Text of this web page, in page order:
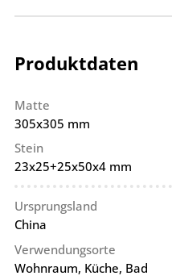
Produktdaten
Matte
305x305 mm
Stein
23x25+25x50x4 mm
Ursprungsland
China
Verwendungsorte
Wohnraum, Küche, Bad